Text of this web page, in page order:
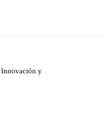
Innovación y